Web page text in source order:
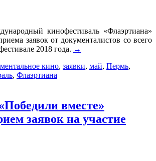
кинофестиваль «Флаэртиана»
заявок от документалистов со всего
2018 года. →
кино, заявки, май, Пермь,
, Флаэртиана
вместе»
заявок на участие